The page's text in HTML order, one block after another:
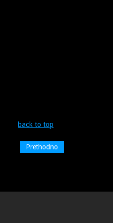
back to top
Prethodno